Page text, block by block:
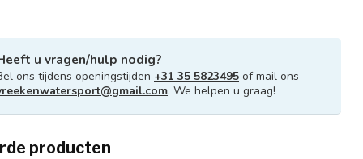
u vragen/hulp nodig?
ons tijdens openingstijden +31 35 5823495 of mail ons
. We helpen u graag!
producten